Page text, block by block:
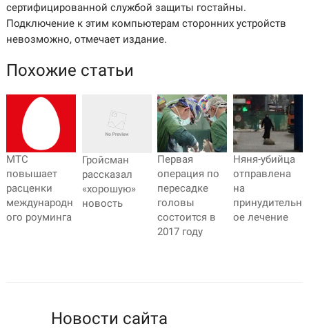
сертифицированной службой защиты гостайны.
Подключение к этим компьютерам сторонних устройств
невозможно, отмечает издание.​
Похожие статьи
МТС
повышает
расценки
международн
ого роуминга
Гройсман
рассказал
«хорошую»
новость
Первая
операция по
пересадке
головы
состоится в
2017 году
Няня-убийца
отправлена
на
принудительн
ое лечение
Новости сайта